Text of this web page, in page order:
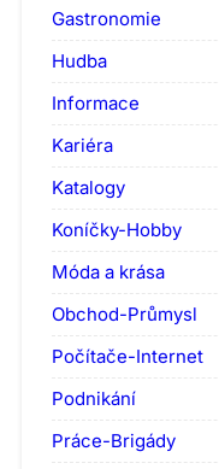
Gastronomie
Hudba
Informace
Kariéra
Katalogy
Koníčky-Hobby
Móda a krása
Obchod-Průmysl
Počítače-Internet
Podnikání
Práce-Brigády